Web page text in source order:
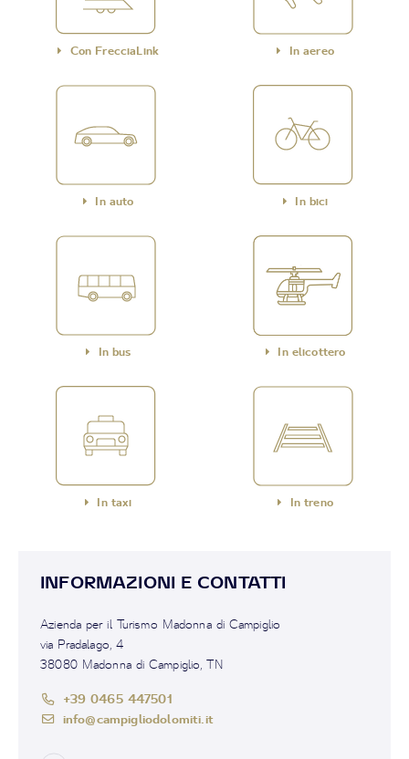
Con FrecciaLink In aereo
In auto In bici
In bus In elicottero
In taxi In treno
INFORMAZIONI E CONTATTI
Azienda per il Turismo Madonna di Campiglio
via Pradalago, 4
38080 Madonna di Campiglio, TN
+39 0465 447501
info@campigliodolomiti.it